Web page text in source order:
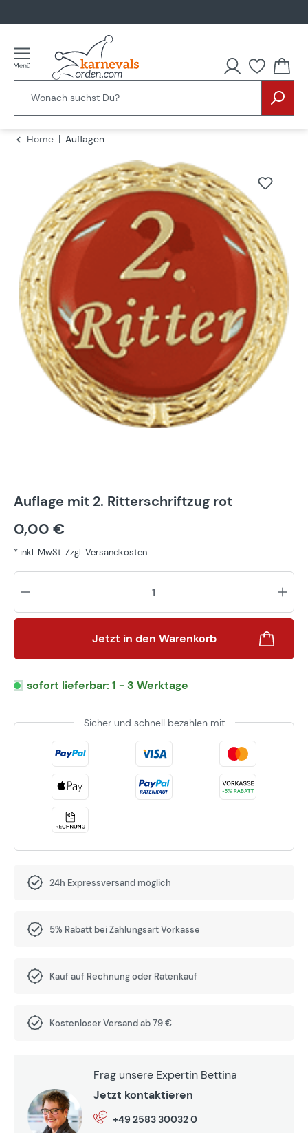
Home
Auflagen
Bildergalerie überspringen
Auflage mit 2. Ritterschriftzug rot
0,00 €
* inkl. MwSt. Zzgl. Versandkosten
Jetzt in den Warenkorb
sofort lieferbar: 1 - 3 Werktage
Sicher und schnell bezahlen mit
24h Expressversand möglich
5% Rabatt bei Zahlungsart Vorkasse
Kauf auf Rechnung oder Ratenkauf
Kostenloser Versand ab 79 €
Frag unsere Expertin Bettina
Jetzt kontaktieren
+49 2583 30032 0